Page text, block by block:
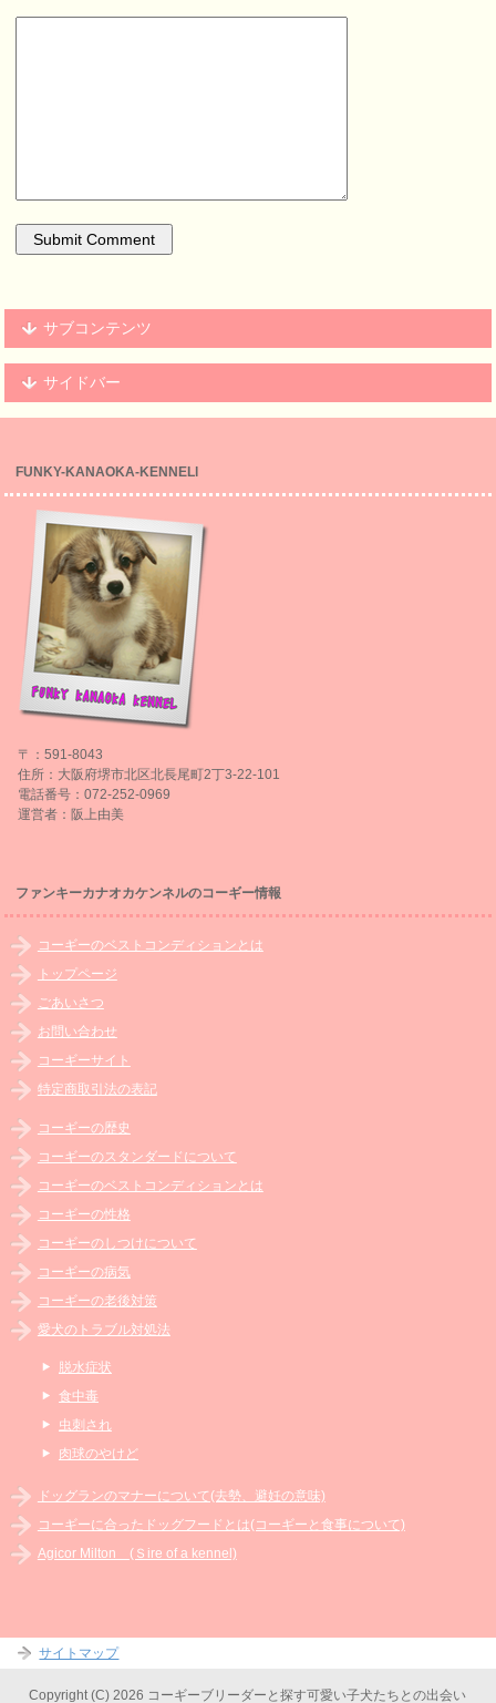
サブコンテンツ
サイドバー
FUNKY-KANAOKA-KENNELl
〒：591-8043
住所：大阪府堺市北区北長尾町2丁3-22-101
電話番号：072-252-0969
運営者：阪上由美
ファンキーカナオカケンネルのコーギー情報
コーギーのベストコンディションとは
トップページ
ごあいさつ
お問い合わせ
コーギーサイト
特定商取引法の表記
コーギーの歴史
コーギーのスタンダードについて
コーギーのベストコンディションとは
コーギーの性格
コーギーのしつけについて
コーギーの病気
コーギーの老後対策
愛犬のトラブル対処法
脱水症状
食中毒
虫刺され
肉球のやけど
ドッグランのマナーについて(去勢、避妊の意味)
コーギーに合ったドッグフードとは(コーギーと食事について)
Agicor Milton (Ｓire of a kennel)
サイトマップ
Copyright (C) 2026 コーギーブリーダーと探す可愛い子犬たちとの出会い